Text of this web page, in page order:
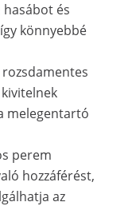
és
könnyebbé
melegentartó
perem
hozzáférést,
az